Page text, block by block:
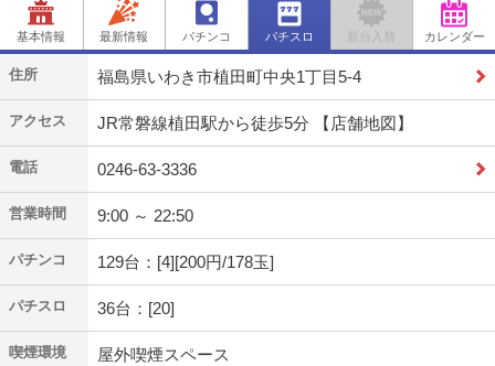
基本情報 最新情報 パチンコ パチスロ 新台入替 カレンダー
住所 福島県いわき市植田町中央1丁目5-4
アクセス JR常磐線植田駅から徒歩5分 【店舗地図】
電話 0246-63-3336
営業時間 9:00 ～ 22:50
パチンコ 129台：[4][200円/178玉]
パチスロ 36台：[20]
喫煙環境 屋外喫煙スペース